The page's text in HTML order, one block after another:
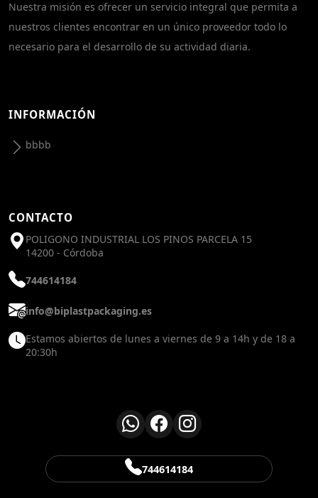
Nuestra misión es ofrecer un servicio integral que permita a
nuestros clientes encontrar en un único proveedor todo lo
necesario para el desarrollo de su actividad diaria.
INFORMACIÓN
bbbb
CONTACTO
POLIGONO INDUSTRIAL LOS PINOS PARCELA 15
14200 - Córdoba
744614184
info@biplastpackaging.es
Estamos abiertos de lunes a viernes de 9 a 14h y de 18 a
20:30h
744614184